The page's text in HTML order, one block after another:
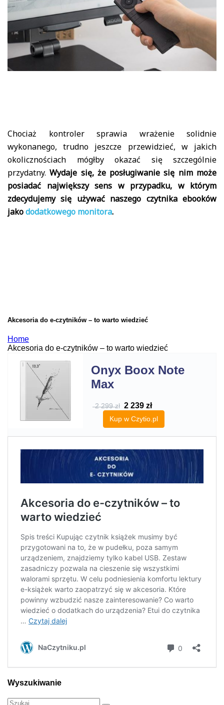
Chociaż kontroler sprawia wrażenie solidnie
wykonanego, trudno jeszcze przewidzieć, w jakich
okolicznościach mógłby okazać się szczególnie
przydatny.Wydaje się, że posługiwanie się nim może
posiadać największy sens w przypadku, w którym
zdecydujemy się używać naszego czytnika ebooków
jakododatkowego monitora.